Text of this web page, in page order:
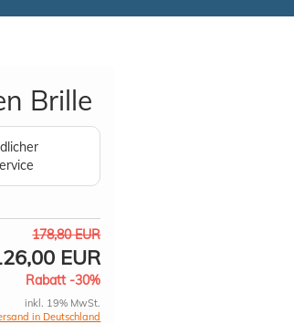
Brille
178,80 EUR
EUR
Rabatt -30%
inkl. 19% MwSt.
in Deutschland